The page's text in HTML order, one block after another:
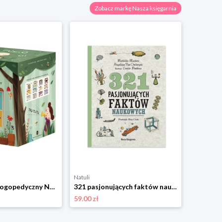
Zobacz markę Nasza księgarnia
Pucio Sorter logopedyczny Nasza księgarnia
Natuli
321 pasjonujących faktów naukowych Nasza księgarnia
59.00 zł